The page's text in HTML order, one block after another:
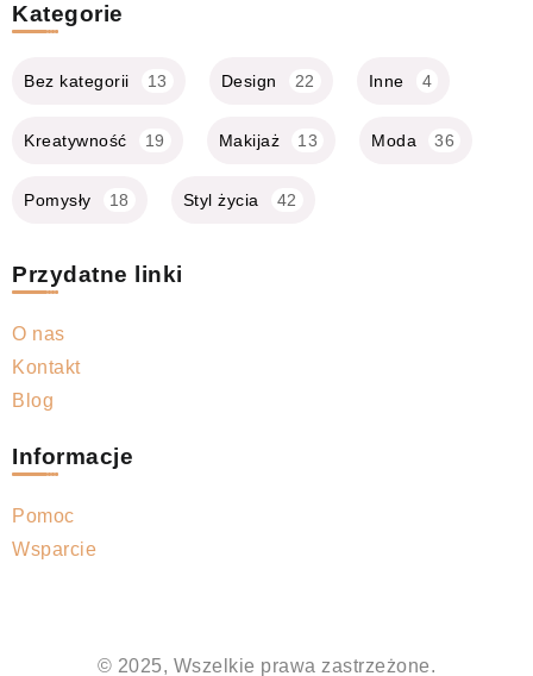
Kategorie
Bez kategorii 13 Design 22 Inne 4
Kreatywność 19 Makijaż 13 Moda 36
Pomysły 18 Styl życia 42
Przydatne linki
O nas
Kontakt
Blog
Informacje
Pomoc
Wsparcie
© 2025, Wszelkie prawa zastrzeżone.